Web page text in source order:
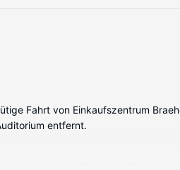
Fahrt von Einkaufszentrum
entfernt.